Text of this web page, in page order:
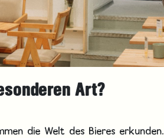
Art?
die Welt des Bieres erkunden.